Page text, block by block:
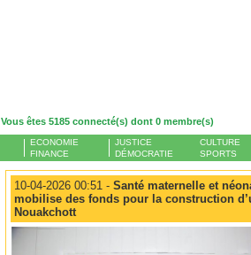
Vous êtes 5185 connecté(s) dont 0 membre(s)
ECONOMIE
FINANCE
JUSTICE
DÉMOCRATIE
CULTURE
SPORTS
10-04-2026 00:51 - Santé maternelle et
mobilise des fonds pour la construction
Nouakchott